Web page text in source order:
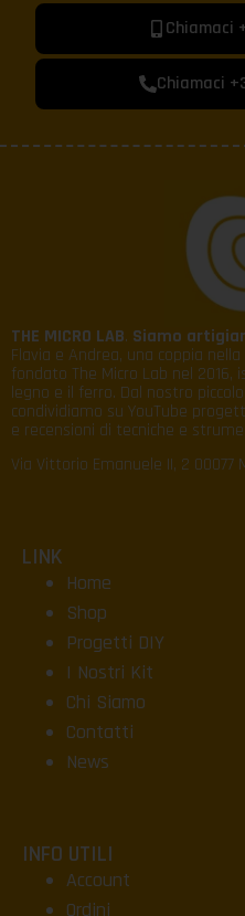
Chiamaci
Chiamaci
THE MICRO LAB. Siamo
Flavia e Andrea, una coppia
fondato The Micro Lab nel
legno e il ferro. Dal nostro
condividiamo su YouTube
e recensioni di tecniche e
Via Vittorio Emanuele II, 2 00077
LINK
Home
Shop
Progetti DIY
I Nostri Kit
Chi Siamo
Contatti
News
INFO UTILI
Account
Ordini